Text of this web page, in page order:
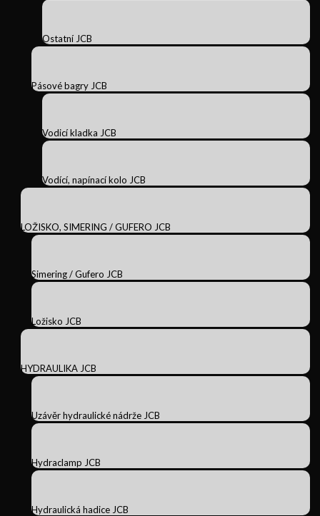
Ostatní JCB
Pásové bagry JCB
Vodicí kladka JCB
Vodící, napínací kolo JCB
LOŽISKO, SIMERING / GUFERO JCB
Simering / Gufero JCB
Ložisko JCB
HYDRAULIKA JCB
Uzávěr hydraulické nádrže JCB
Hydraclamp JCB
Hydraulická hadice JCB